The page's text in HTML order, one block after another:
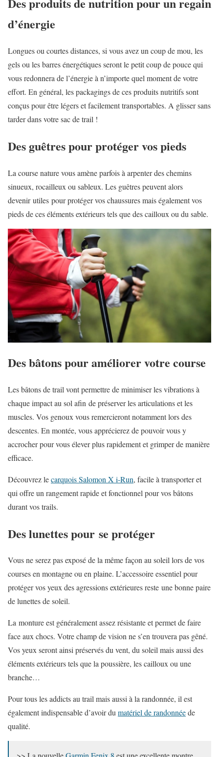
d’énergie
Longues ou courtes distances, si vous avez un coup de mou, les
gels ou les barres énergétiques seront le petit coup de pouce qui
vous redonnera de l’énergie à n’importe quel moment de votre
effort. En général, les packagings de ces produits nutritifs sont
conçus pour être légers et facilement transportables. A glisser sans
tarder dans votre sac de trail !
Des guêtres pour protéger vos pieds
La course nature vous amène parfois à arpenter des chemins
sinueux, rocailleux ou sableux. Les guêtres peuvent alors
devenir utiles pour protéger vos chaussures mais également vos
pieds de ces éléments extérieurs tels que des cailloux ou du sable.
Des bâtons pour améliorer votre course
Les bâtons de trail vont permettre de minimiser les vibrations à
chaque impact au sol afin de préserver les articulations et les
muscles. Vos genoux vous remercieront notamment lors des
descentes. En montée, vous apprécierez de pouvoir vous y
accrocher pour vous élever plus rapidement et grimper de manière
efficace.
Découvrez lecarquois Salomon X i-Run, facile à transporter et
qui offre un rangement rapide et fonctionnel pour vos bâtons
durant vos trails.
Des lunettes pour se protéger
Vous ne serez pas exposé de la même façon au soleil lors de vos
courses en montagne ou en plaine. L’accessoire essentiel pour
protéger vos yeux des agressions extérieures reste une bonne paire
de lunettes de soleil.
La monture est généralement assez résistante et permet de faire
face aux chocs. Votre champ de vision ne s’en trouvera pas gêné.
Vos yeux seront ainsi préservés du vent, du soleil mais aussi des
éléments extérieurs tels que la poussière, les cailloux ou une
branche…
Pour tous les addicts au trail mais aussi à la randonnée, il est
également indispensable d’avoir dumatériel de randonnéede
qualité.